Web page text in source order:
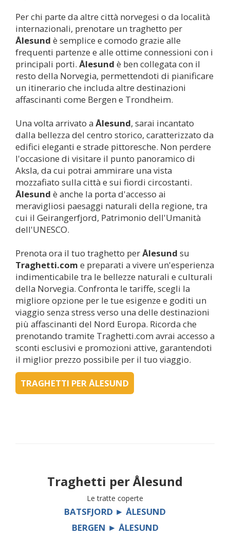
Per chi parte da altre città norvegesi o da località
internazionali, prenotare un traghetto per
Ålesund è semplice e comodo grazie alle
frequenti partenze e alle ottime connessioni con i
principali porti. Ålesund è ben collegata con il
resto della Norvegia, permettendoti di pianificare
un itinerario che includa altre destinazioni
affascinanti come Bergen e Trondheim.
Una volta arrivato a Ålesund, sarai incantato
dalla bellezza del centro storico, caratterizzato da
edifici eleganti e strade pittoresche. Non perdere
l'occasione di visitare il punto panoramico di
Aksla, da cui potrai ammirare una vista
mozzafiato sulla città e sui fiordi circostanti.
Ålesund è anche la porta d'accesso ai
meravigliosi paesaggi naturali della regione, tra
cui il Geirangerfjord, Patrimonio dell'Umanità
dell'UNESCO.
Prenota ora il tuo traghetto perÅlesund su
Traghetti.com e preparati a vivere un'esperienza
indimenticabile tra le bellezze naturali e culturali
della Norvegia. Confronta le tariffe, scegli la
migliore opzione per le tue esigenze e goditi un
viaggio senza stress verso una delle destinazioni
più affascinanti del Nord Europa. Ricorda che
prenotando tramite Traghetti.com avrai accesso a
sconti esclusivi e promozioni attive, garantendoti
il miglior prezzo possibile per il tuo viaggio.
TRAGHETTI PER ÅLESUND
Traghetti perÅlesund
Le tratte coperte
BATSFJORD ► ÅLESUND
BERGEN ► ÅLESUND